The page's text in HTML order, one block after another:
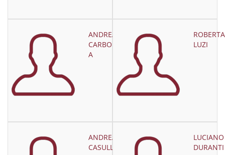
ANDREA
CARBONAR
A
ROBERTA
LUZI
ANDREA
CASULLO
LUCIANO
DURANTI